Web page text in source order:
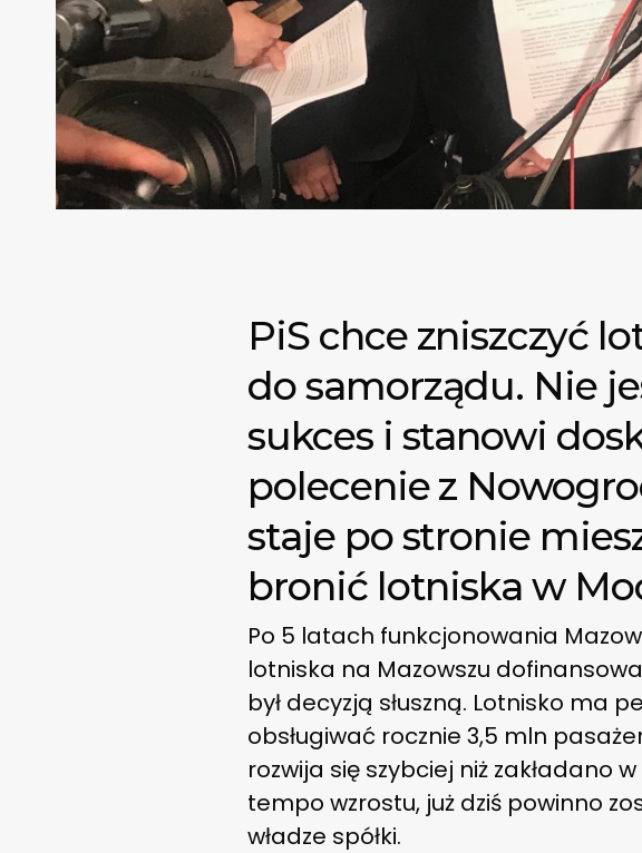
PiS chce zniszczyć
do samorządu. Nie
sukces i stanowi
polecenie z
staje po stronie
bronić lotniska w
Po 5 latach funkcjonowania
lotniska na Mazowszu
był decyzją słuszną. Lotnisko ma
obsługiwać rocznie 3,5 mln
rozwija się szybciej niż zakładano
tempo wzrostu, już dziś powinno
władze spółki.